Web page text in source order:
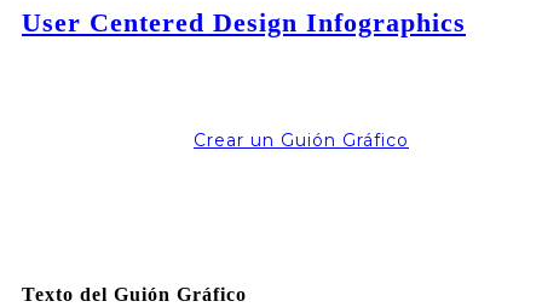
User Centered Design Infographics
Crear un Guión Gráfico
Texto del Guión Gráfico